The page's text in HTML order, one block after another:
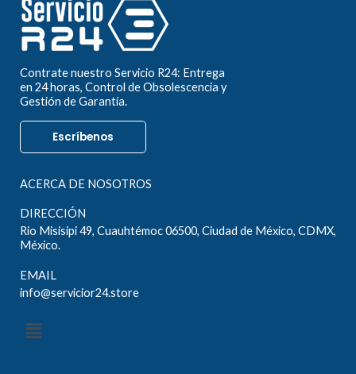
Contrate nuestro Servicio R24: Entrega
en 24 horas, Control de Obsolescencia y
Gestión de Garantía.
Escríbenos
ACERCA DE NOSOTROS
DIRECCIÓN
Rio Misisipi 49, Cuauhtémoc 06500, Ciudad de México, CDMX,
México.
EMAIL
info@servicior24.store
Menú